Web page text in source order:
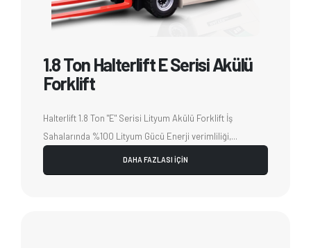
1.8 Ton Halterlift E Serisi Akülü
Forklift
Halterlift 1.8 Ton "E" Serisi Lityum Akülü Forklift İş
Sahalarında %100 Lityum Gücü Enerji verimliliği,...
DAHA FAZLASI İÇİN